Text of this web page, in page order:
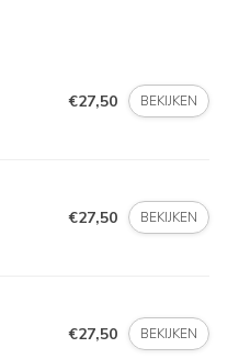
€27,50 BEKIJKEN
€27,50 BEKIJKEN
€27,50 BEKIJKEN